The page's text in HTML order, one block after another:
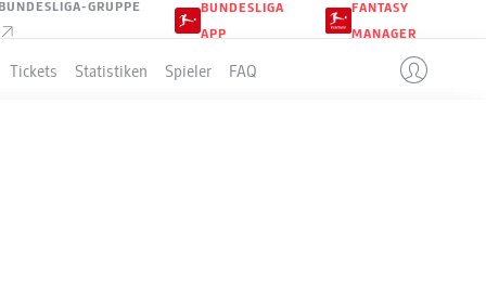
GRUPPE
BUNDESLIGA
APP
FANTASY
MANAGER
Tickets Statistiken Spieler FAQ